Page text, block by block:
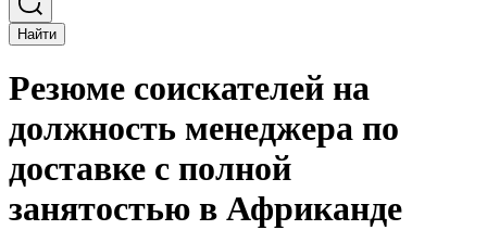
Найти
Резюме соискателей на
должность менеджера по
доставке с полной
занятостью в Африканде